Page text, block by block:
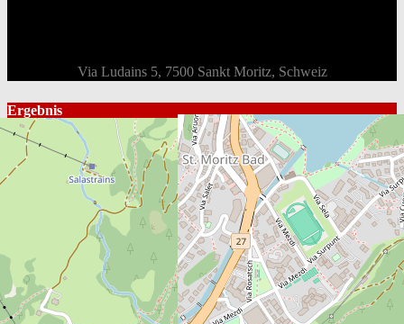
Via Ludains 5, 7500 Sankt Moritz, Schweiz
Ergebnis
Mannschaft Gesamt 1st 2nd 3rd
Endstand
EHC St. Moritz
3 0 1 2
Loss
EHC Dürnten Vikings
5 1 2 2 Win
EHC St. Moritz
# Spieler Position G A
PIM